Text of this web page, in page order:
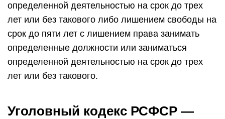
определенной деятельностью на срок до трех
лет или без такового либо лишением свободы на
срок до пяти лет с лишением права занимать
определенные должности или заниматься
определенной деятельностью на срок до трех
лет или без такового.
Уголовный кодекс РСФСР —